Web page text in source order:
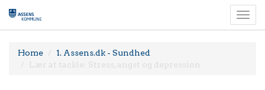
Home
1. Assens.dk - Sundhed
Lær at tackle: Stress, angst og depression